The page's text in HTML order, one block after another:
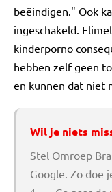
beëindigen." Ook
ingeschakeld.
kinderporno
hebben zelf geen
en kunnen dat niet
Wil je niets
Stel Omroep
Google. Zo doe